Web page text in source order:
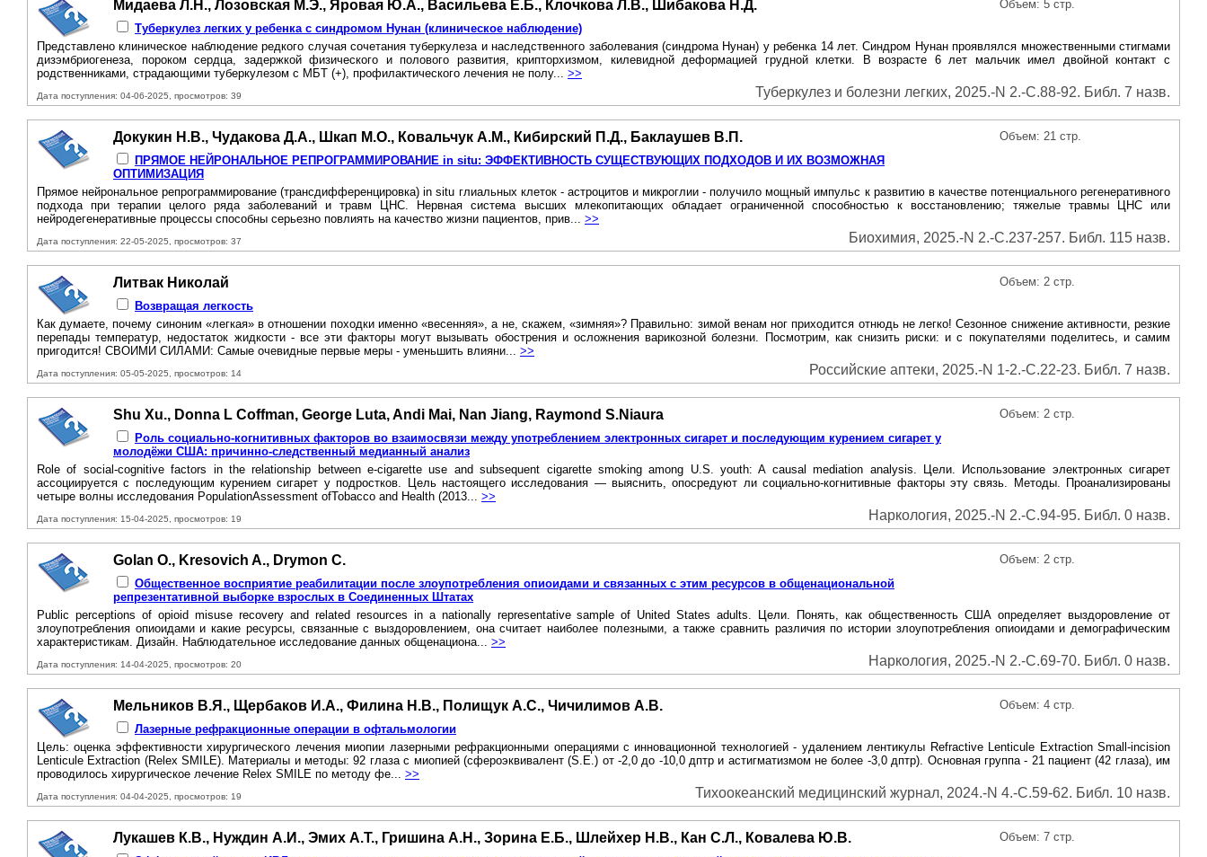
Мидаева Л.Н., Лозовская М.Э., Яровая Ю.А., Васильева Е.Б., Клочкова Л.В., Шибакова Н.Д.
Туберкулез легких у ребенка с синдромом Нунан (клиническое наблюдение)
Объем: 5 стр.
Представлено клиническое наблюдение редкого случая сочетания туберкулеза и наследственного заболевания (синдрома Нунан) у ребенка 14 лет. Синдром Нунан проявлялся множественными стигмами
дизэмбриогенеза, пороком сердца, задержкой физического и полового развития, крипторхизмом, килевидной деформацией грудной клетки. B возрасте 6 лет мальчик имел двойной контакт с
родственниками, страдающими туберкулезом с MБT (+), профилактического лечения не полу... >>
Дата поступления: 04-06-2025, просмотров: 39 Туберкулез и болезни легких, 2025.-N 2.-С.88-92. Библ. 7 назв.
Докукин Н.В., Чудакова Д.А., Шкап М.О., Ковальчук А.М., Кибирский П.Д., Баклаушев В.П.
ПРЯМОЕ НЕЙРОНАЛЬНОЕ РЕПРОГРАММИРОВАНИЕ in situ: ЭФФЕКТИВНОСТЬ СУЩЕСТВУЮЩИХ ПОДХОДОВ И ИХ ВОЗМОЖНАЯ
ОПТИМИЗАЦИЯ
Объем: 21 стр.
Прямое нейрональное репрограммирование (трансдифференцировка) in situ глиальных клеток - астроцитов и микроглии - получило мощный импульс к развитию в качестве потенциального регенеративного
подхода при терапии целого ряда заболеваний и травм ЦНС. Нервная система высших млекопитающих обладает ограниченной способностью к восстановлению; тяжелые травмы ЦНС или
нейродегенеративные процессы способны серьезно повлиять на качество жизни пациентов, прив... >>
Дата поступления: 22-05-2025, просмотров: 37 Биохимия, 2025.-N 2.-С.237-257. Библ. 115 назв.
Литвак Николай
Возвращая легкость
Объем: 2 стр.
Как думаете, почему синоним «легкая» в отношении походки именно «весенняя», а не, скажем, «зимняя»? Правильно: зимой венам ног приходится отнюдь не легко! Сезонное снижение активности, резкие
перепады температур, недостаток жидкости - все эти факторы могут вызывать обострения и осложнения варикозной болезни. Посмотрим, как снизить риски: и с покупателями поделитесь, и самим
пригодится! СВОИМИ СИЛАМИ: Самые очевидные первые меры - уменьшить влияни... >>
Дата поступления: 05-05-2025, просмотров: 14 Российские аптеки, 2025.-N 1-2.-С.22-23. Библ. 7 назв.
Shu Xu., Donna L Coffman, George Luta, Andi Mai, Nan Jiang, Raymond S.Niaura
Роль социально-когнитивных факторов во взаимосвязи между употреблением электронных сигарет и последующим курением сигарет у
молодёжи США: причинно-следственный медианный анализ
Объем: 2 стр.
Role of social-cognitive factors in the relationship between e-cigarette use and subsequent cigarette smoking among U.S. youth: A causal mediation analysis. Цели. Использование электронных сигарет
ассоциируется с последующим курением сигарет у подростков. Цель настоящего исследования — выяснить, опосредуют ли социально-когнитивные факторы эту связь. Методы. Проанализированы
четыре волны исследования PopulationAssessment ofTobacco and Health (2013... >>
Дата поступления: 15-04-2025, просмотров: 19 Наркология, 2025.-N 2.-С.94-95. Библ. 0 назв.
Golan O., Kresovich A., Drymon C.
Общественное восприятие реабилитации после злоупотребления опиоидами и связанных с этим ресурсов в общенациональной
репрезентативной выборке взрослых в Соединенных Штатах
Объем: 2 стр.
Public perceptions of opioid misuse recovery and related resources in a nationally representative sample of United States adults. Цели. Понять, как общественность США определяет выздоровление от
злоупотребления опиоидами и какие ресурсы, связанные с выздоровлением, она считает наиболее полезными, а также сравнить различия по истории злоупотребления опиоидами и демографическим
характеристикам. Дизайн. Наблюдательное исследование данных общенациона... >>
Дата поступления: 14-04-2025, просмотров: 20 Наркология, 2025.-N 2.-С.69-70. Библ. 0 назв.
Мельников В.Я., Щербаков И.А., Филина Н.В., Полищук А.С., Чичилимов А.В.
Лазерные рефракционные операции в офтальмологии
Объем: 4 стр.
Цель: оценка эффективности хирургического лечения миопии лазерными рефракционными операциями с инновационной технологией - удалением лентикулы Refractive Lenticule Extraction Small-incision
Lenticule Extraction (Releх SMILE). Материалы и методы: 92 глаза с миопией (сфероэквивалент (S.E.) от -2,0 до -10,0 дптр и астигматизмом не более -3,0 дптр). Основная группа - 21 пациент (42 глаза), им
проводилось хирургическое лечение Relex SMILE по методу фе... >>
Дата поступления: 04-04-2025, просмотров: 19 Тихоокеанский медицинский журнал, 2024.-N 4.-С.59-62. Библ. 10 назв.
Лукашев К.В., Нуждин А.И., Эмих А.Т., Гришина А.Н., Зорина Е.Б., Шлейхер Н.В., Кан С.Л., Ковалева Ю.В. Объем: 7 стр.